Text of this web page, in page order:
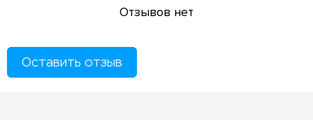
Отзывов нет
Оставить отзыв